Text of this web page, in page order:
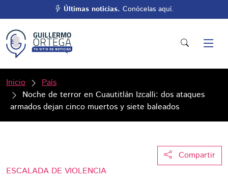
Últimas noticias. Conócelas aquí.
Inicio
País
Noche de terror en Cuautitlán Izcalli: dos ataques
armados dejan cinco muertos y siete baleados
Compartir
ESCALADA DE VIOLENCIA